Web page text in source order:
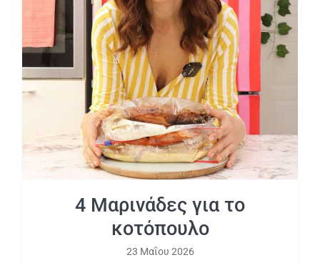
4 Μαρινάδες για το κοτόπουλο
4 Μαρινάδες για το
κοτόπουλο
23 Μαΐου 2026